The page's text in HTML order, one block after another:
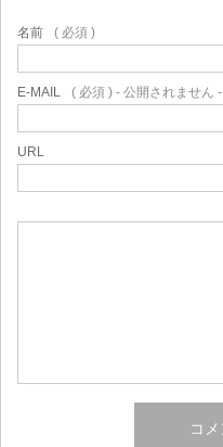
名前 ( 必須 )
E-MAIL ( 必須 ) - 公開されません -
URL